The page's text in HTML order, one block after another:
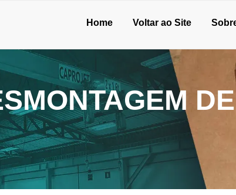
Home Voltar ao Site